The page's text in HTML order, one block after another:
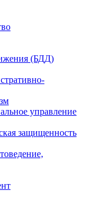
(БДД)
управление
защищенность